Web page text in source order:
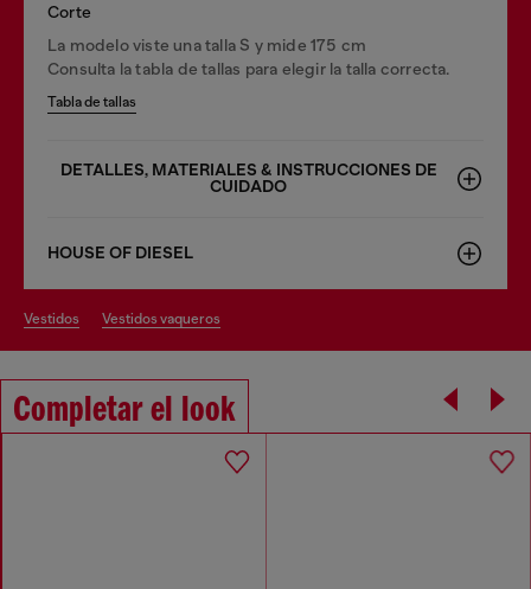
Corte
La modelo viste una talla S y mide 175 cm
Consulta la tabla de tallas para elegir la talla correcta.
Tabla de tallas
DETALLES, MATERIALES & INSTRUCCIONES DE
CUIDADO
HOUSE OF DIESEL
vestidos vestidos vaqueros
Completar el look